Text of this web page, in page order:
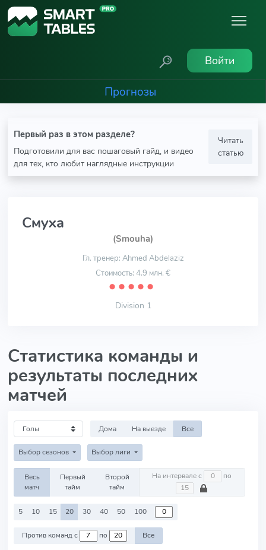
Войти
Прогнозы
Первый раз в этом разделе?
Подготовили для вас пошаговый гайд, и видео
для тех, кто любит наглядные инструкции
Читать
статью
Смуха
(Smouha)
Гл. тренер: Ahmed Abdelaziz
Стоимость: 4.9 млн. €
⬤ ⬤ ⬤ ⬤ ⬤
Division 1
Статистика команды и
результаты последних
матчей
Дома На выезде Все
Выбор сезонов Выбор лиги
Весь
матч
Первый
тайм
Второй
тайм
На интервале с по
5 10 15 20 30 40 50 100
Против команд с по Все